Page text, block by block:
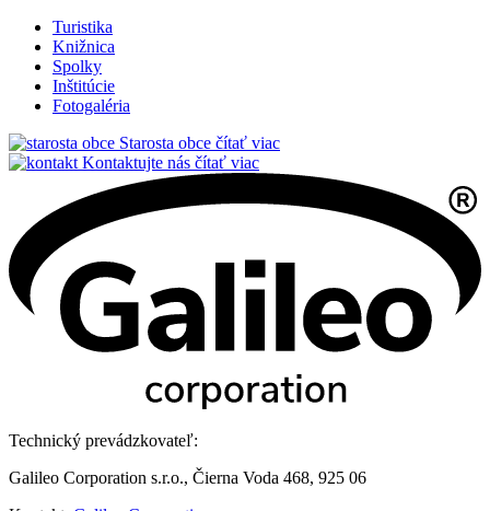
Turistika
Knižnica
Spolky
Inštitúcie
Fotogaléria
Starosta obce čítať viac
Kontaktujte nás čítať viac
Technický prevádzkovateľ:
Galileo Corporation s.r.o., Čierna Voda 468, 925 06